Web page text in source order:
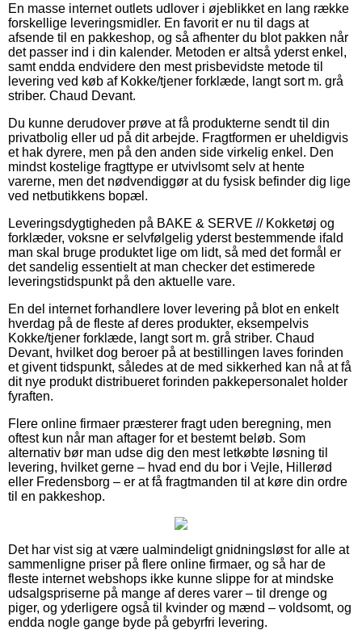
En masse internet outlets udlover i øjeblikket en lang række
forskellige leveringsmidler. En favorit er nu til dags at
afsende til en pakkeshop, og så afhenter du blot pakken når
det passer ind i din kalender. Metoden er altså yderst enkel,
samt endda endvidere den mest prisbevidste metode til
levering ved køb af Kokke/tjener forklæde, langt sort m. grå
striber. Chaud Devant.
Du kunne derudover prøve at få produkterne sendt til din
privatbolig eller ud på dit arbejde. Fragtformen er uheldigvis
et hak dyrere, men på den anden side virkelig enkel. Den
mindst kostelige fragttype er utvivlsomt selv at hente
varerne, men det nødvendiggør at du fysisk befinder dig lige
ved netbutikkens bopæl.
Leveringsdygtigheden på BAKE & SERVE // Kokketøj og
forklæder, voksne er selvfølgelig yderst bestemmende ifald
man skal bruge produktet lige om lidt, så med det formål er
det sandelig essentielt at man checker det estimerede
leveringstidspunkt på den aktuelle vare.
En del internet forhandlere lover levering på blot en enkelt
hverdag på de fleste af deres produkter, eksempelvis
Kokke/tjener forklæde, langt sort m. grå striber. Chaud
Devant, hvilket dog beroer på at bestillingen laves forinden
et givent tidspunkt, således at de med sikkerhed kan nå at få
dit nye produkt distribueret forinden pakkepersonalet holder
fyraften.
Flere online firmaer præsterer fragt uden beregning, men
oftest kun når man aftager for et bestemt beløb. Som
alternativ bør man udse dig den mest letkøbte løsning til
levering, hvilket gerne – hvad end du bor i Vejle, Hillerød
eller Fredensborg – er at få fragtmanden til at køre din ordre
til en pakkeshop.
Det har vist sig at være ualmindeligt gnidningsløst for alle at
sammenligne priser på flere online firmaer, og så har de
fleste internet webshops ikke kunne slippe for at mindske
udsalgspriserne på mange af deres varer – til drenge og
piger, og yderligere også til kvinder og mænd – voldsomt, og
endda nogle gange byde på gebyrfri levering.